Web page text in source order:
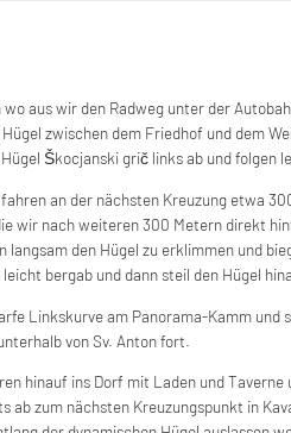
aus wir den Radweg unter der
zwischen dem Friedhof und dem
Škocjanski grič links ab und folgen
an der nächsten Kreuzung etwa
wir nach weiteren 300 Metern direkt
langsam den Hügel zu erklimmen und
bergab und dann steil den Hügel
Linkskurve am Panorama-Kamm und
von Sv. Anton fort.
hinauf ins Dorf mit Laden und
ab zum nächsten Kreuzungspunkt in